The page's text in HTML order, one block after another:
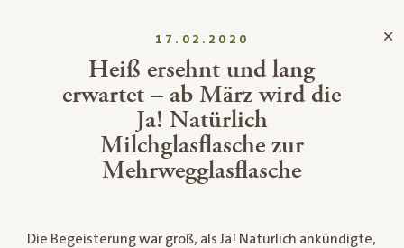
17.02.2020
Heiß ersehnt und lang
erwartet – ab März wird die
Ja! Natürlich
Milchglasflasche zur
Mehrwegglasflasche
Die Begeisterung war groß, als Ja! Natürlich ankündigte,